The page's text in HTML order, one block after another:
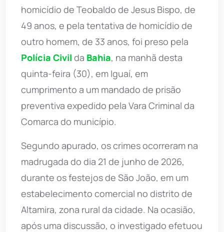
homicídio de Teobaldo de Jesus Bispo, de
49 anos, e pela tentativa de homicídio de
outro homem, de 33 anos, foi preso pela
Polícia Civil da Bahia, na manhã desta
quinta-feira (30), em Iguaí, em
cumprimento a um mandado de prisão
preventiva expedido pela Vara Criminal da
Comarca do município.
Segundo apurado, os crimes ocorreram na
madrugada do dia 21 de junho de 2026,
durante os festejos de São João, em um
estabelecimento comercial no distrito de
Altamira, zona rural da cidade. Na ocasião,
após uma discussão, o investigado efetuou